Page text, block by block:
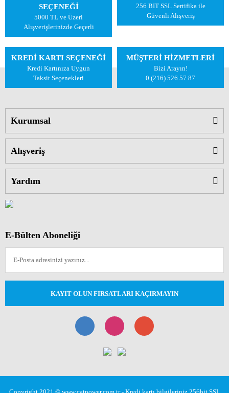
SEÇENEĞİ
5000 TL ve Üzeri
Alışverişlerinizde Geçerli
256 BIT SSL Sertifika ile
Güvenli Alışveriş
KREDİ KARTI SEÇENEĞİ
Kredi Kartınıza Uygun
Taksit Seçenekleri
MÜŞTERİ HİZMETLERİ
Bizi Arayın!
0 (216) 526 57 87
Kurumsal
Alışveriş
Yardım
E-Bülten Aboneliği
KAYIT OLUN FIRSATLARI KAÇIRMAYIN
Copyright 2021 © www.catpower.com.tr - Kredi kartı bilgileriniz 256bit SSL